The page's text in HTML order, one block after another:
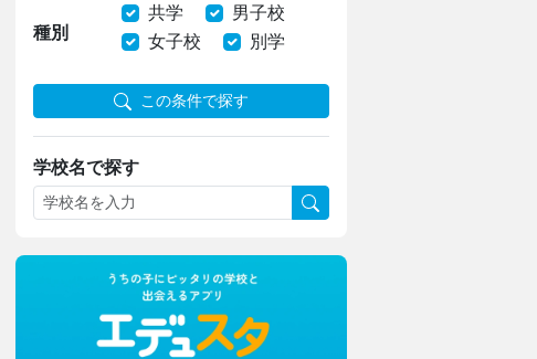
種別
共学
男子校
女子校
別学
この条件で探す
学校名で探す